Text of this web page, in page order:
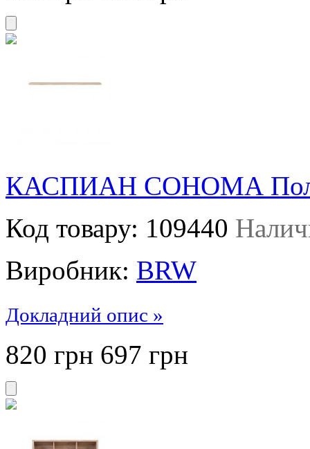
КАСПИАН СОНОМА
Код товару: 109440
Виробник: BRW
Докладний опис »
820 грн 697 грн